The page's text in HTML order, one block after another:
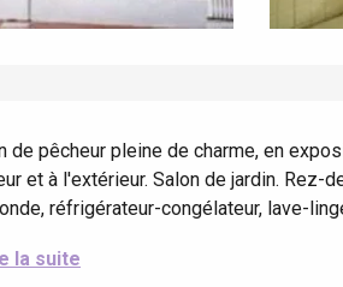
de pêcheur pleine de charme, en
et à l'extérieur. Salon de jardin. Rez-
réfrigérateur-congélateur, lave-
la suite